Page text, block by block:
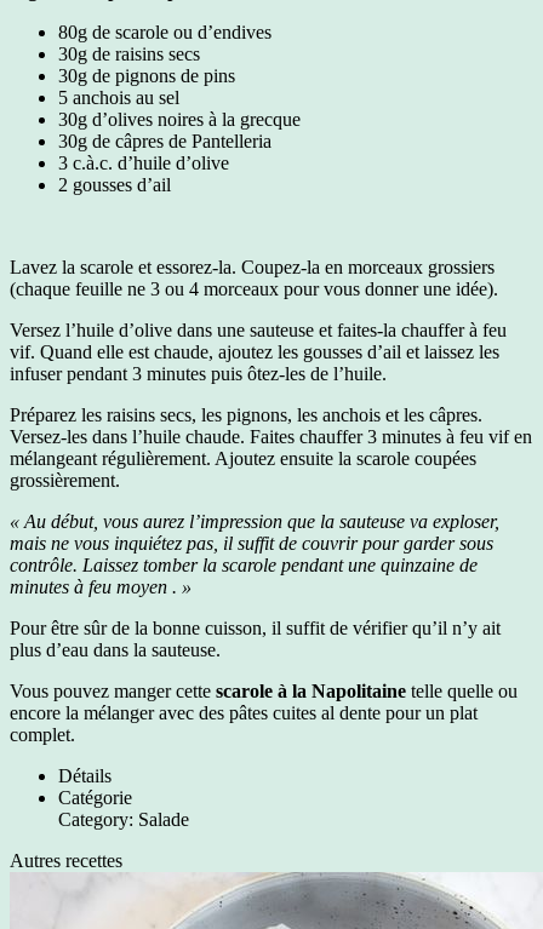
80g de scarole ou d’endives
30g de raisins secs
30g de pignons de pins
5 anchois au sel
30g d’olives noires à la grecque
30g de câpres de Pantelleria
3 c.à.c. d’huile d’olive
2 gousses d’ail
Lavez la scarole et essorez-la. Coupez-la en morceaux grossiers
(chaque feuille ne 3 ou 4 morceaux pour vous donner une idée).
Versez l’huile d’olive dans une sauteuse et faites-la chauffer à feu
vif. Quand elle est chaude, ajoutez les gousses d’ail et laissez les
infuser pendant 3 minutes puis ôtez-les de l’huile.
Préparez les raisins secs, les pignons, les anchois et les câpres.
Versez-les dans l’huile chaude. Faites chauffer 3 minutes à feu vif en
mélangeant régulièrement. Ajoutez ensuite la scarole coupées
grossièrement.
« Au début, vous aurez l’impression que la sauteuse va exploser,
mais ne vous inquiétez pas, il suffit de couvrir pour garder sous
contrôle. Laissez tomber la scarole pendant une quinzaine de
minutes à feu moyen . »
Pour être sûr de la bonne cuisson, il suffit de vérifier qu’il n’y ait
plus d’eau dans la sauteuse.
Vous pouvez manger cette scarole à la Napolitaine telle quelle ou
encore la mélanger avec des pâtes cuites al dente pour un plat
complet.
Détails
Catégorie
Category: Salade
Autres recettes